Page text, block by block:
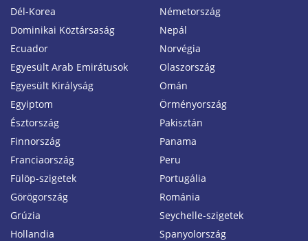
Dél-Korea
Dominikai Köztársaság
Ecuador
Egyesült Arab Emirátusok
Egyesült Királyság
Egyiptom
Észtország
Finnország
Franciaország
Fülöp-szigetek
Görögország
Grúzia
Hollandia
Németország
Nepál
Norvégia
Olaszország
Omán
Örményország
Pakisztán
Panama
Peru
Portugália
Románia
Seychelle-szigetek
Spanyolország